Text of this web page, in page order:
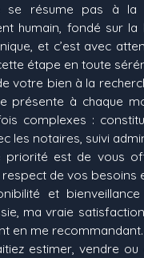
se résume pas à la
humain, fondé sur la
et c’est avec
étape en toute
votre bien à la
présente à chaque
complexes :
les notaires, suivi
priorité est de vous
de vos besoins
et
ma vraie
en me recommandant.
estimer, vendre